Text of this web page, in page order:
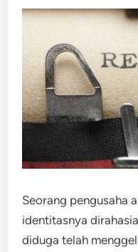
Seorang pengusaha
identitasnya
diduga telah